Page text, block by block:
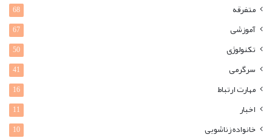
متفرقه 68
آموزشی 67
تکنولوژی 50
سرگرمی 41
مهارت ارتباط 16
اخبار 11
خانواده زناشویی 10